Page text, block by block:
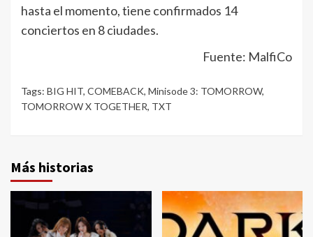
hasta el momento, tiene confirmados 14
conciertos en 8 ciudades.
Fuente: MalfiCo
Tags: BIG HIT, COMEBACK, Minisode 3: TOMORROW,
TOMORROW X TOGETHER, TXT
Más historias